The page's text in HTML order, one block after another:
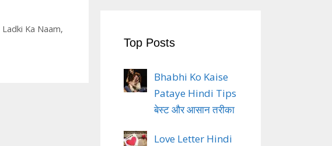
Ladki Ka Naam,
Top Posts
Bhabhi Ko Kaise
Pataye Hindi Tips
बेस्ट और आसान तरीका
Love Letter Hindi